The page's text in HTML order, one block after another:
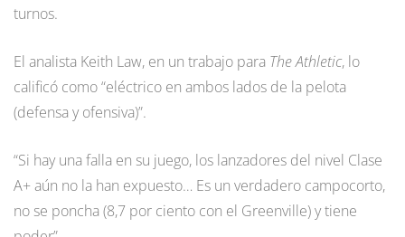
turnos.
El analista Keith Law, en un trabajo para The Athletic, lo
calificó como “eléctrico en ambos lados de la pelota
(defensa y ofensiva)”.
“Si hay una falla en su juego, los lanzadores del nivel Clase
A+ aún no la han expuesto… Es un verdadero campocorto,
no se poncha (8,7 por ciento con el Greenville) y tiene